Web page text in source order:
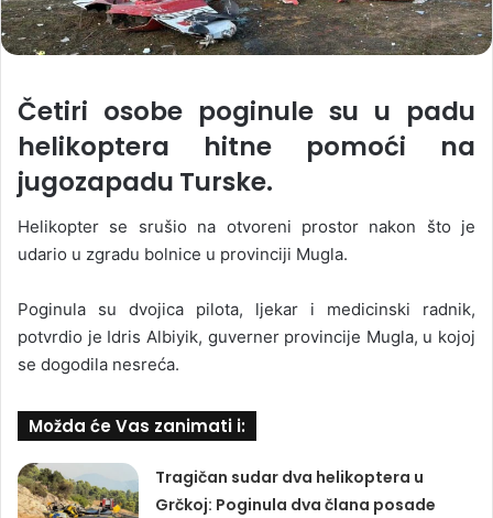
Četiri osobe poginule su u padu
helikoptera hitne pomoći na
jugozapadu Turske.
Helikopter se srušio na otvoreni prostor nakon što je
udario u zgradu bolnice u provinciji Mugla.
Poginula su dvojica pilota, ljekar i medicinski radnik,
potvrdio je Idris Albiyik, guverner provincije Mugla, u kojoj
se dogodila nesreća.
Možda će Vas zanimati i:
Tragičan sudar dva helikoptera u
Grčkoj: Poginula dva člana posade